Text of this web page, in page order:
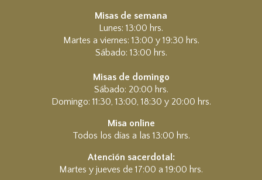
Misas de semana
Lunes: 13:00 hrs.
Martes a viernes: 13:00 y 19:30 hrs.
Sábado: 13:00 hrs.
Misas de domingo
Sábado: 20:00 hrs.
Domingo: 11:30, 13:00, 18:30 y 20:00 hrs.
Misa online
Todos los días a las 13:00 hrs.
Atención sacerdotal:
Martes y jueves de 17:00 a 19:00 hrs.